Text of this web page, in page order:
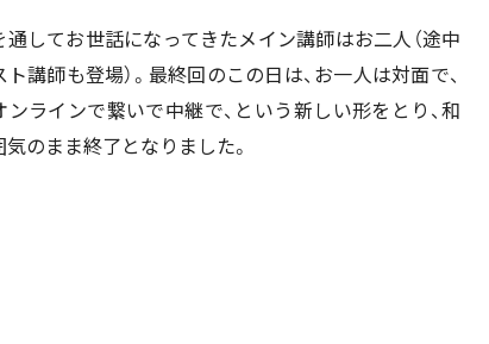
通してお世話になってきたメイン講師はお二人（途中
講師も登場）。最終回のこの日は、お一人は対面で、
ンラインで繋いで中継で、という新しい形をとり、和
のまま終了となりました。